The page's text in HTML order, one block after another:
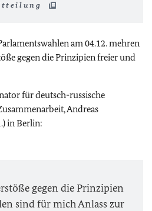
am 04.12. mehren
gegen die Prinzipien freier und
für deutsch-russische
Andreas
in Berlin:
gegen die Prinzipien
sind für mich Anlass zur